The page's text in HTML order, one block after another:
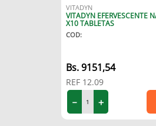
VITADYN
VITADYN EFERVESCENTE
X10 TABLETAS
COD:
9151,54
REF 12.09
＋
－